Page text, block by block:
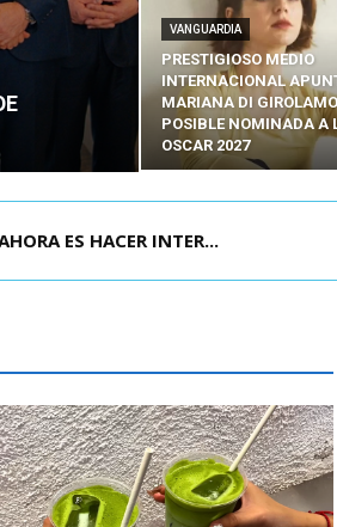
VANGUARDIA
PRESTIGIOSO MEDIO
INTERNACIONAL
MARIANA DI
POSIBLE NOMINADA A
OSCAR 2027
SE ESTÁ ENC...